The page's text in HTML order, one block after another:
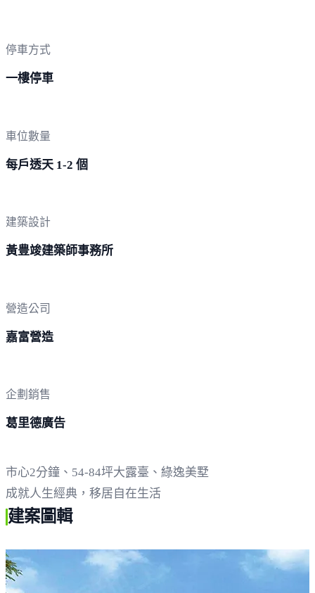
停車方式
一樓停車
車位數量
每戶透天 1-2 個
建築設計
黃豊竣建築師事務所
營造公司
嘉富營造
企劃銷售
葛里德廣告
市心2分鐘、54-84坪大露臺、綠逸美墅
成就人生經典，移居自在生活
建案圖輯